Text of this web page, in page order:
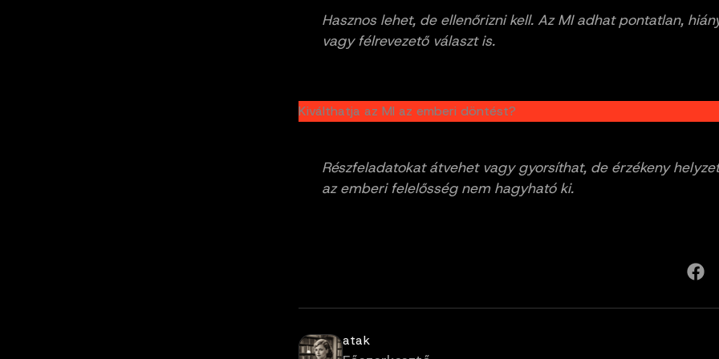
Hasznos lehet, de ellenőrizni kell. Az MI adhat pontatlan,
vagy félrevezető választ is.
Kiválthatja az MI az emberi döntést?
Részfeladatokat átvehet vagy gyorsíthat, de érzékeny
az emberi felelősség nem hagyható ki.
atak